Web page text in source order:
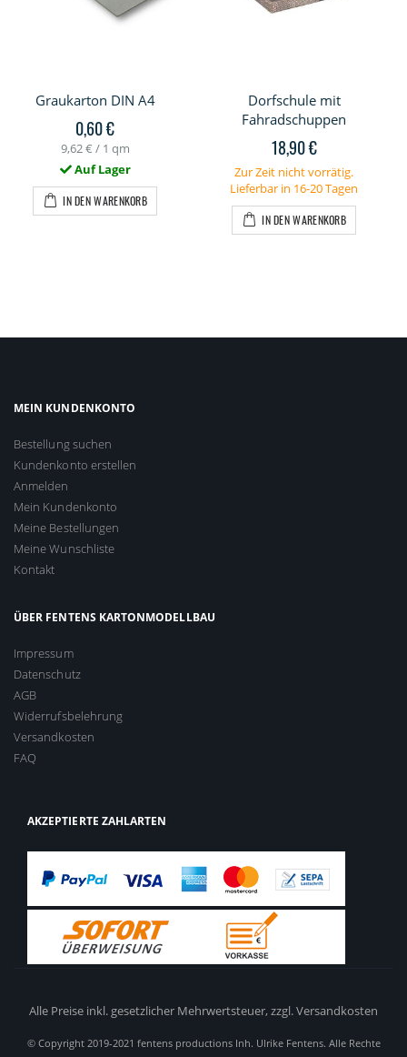
Graukarton DIN A4
0,60 €
9,62 € / 1 qm
Auf Lager
IN DEN WARENKORB
Dorfschule mit
Fahradschuppen
18,90 €
Zur Zeit nicht vorrätig.
Lieferbar in 16-20 Tagen
IN DEN WARENKORB
MEIN KUNDENKONTO
Bestellung suchen
Kundenkonto erstellen
Anmelden
Mein Kundenkonto
Meine Bestellungen
Meine Wunschliste
Kontakt
ÜBER FENTENS KARTONMODELLBAU
Impressum
Datenschutz
AGB
Widerrufsbelehrung
Versandkosten
FAQ
AKZEPTIERTE ZAHLARTEN
Alle Preise inkl. gesetzlicher Mehrwertsteuer,zzgl. Versandkosten
© Copyright 2019-2021 fentens productions Inh. Ulrike Fentens. Alle Rechte